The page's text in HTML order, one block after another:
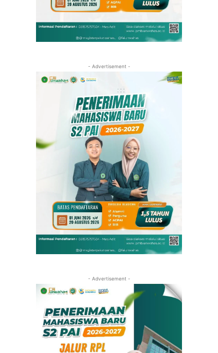
- Advertisement -
- Advertisement -